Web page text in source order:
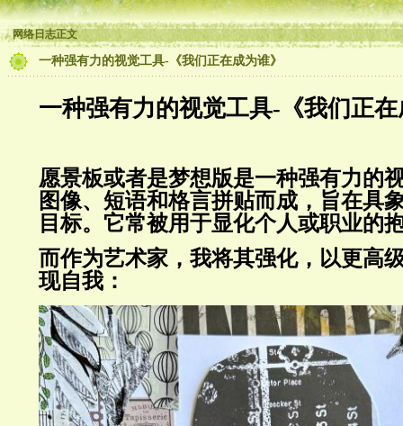
网络日志正文
一种强有力的视觉工具-《我们正在成为谁》
一种强有力的视觉工具-《我们正
愿景板或者是梦想版是一种强有力
图像、短语和格言拼贴而成，旨在具
目标。它常被用于显化个人或职业的
而作为艺术家，我将其强化，以更高
现自我：